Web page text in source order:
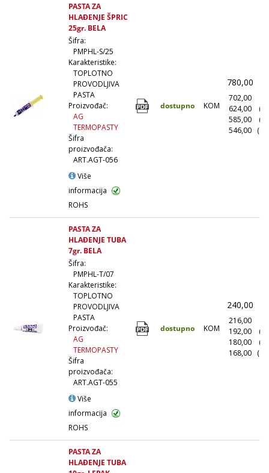
PASTA ZA
HLAĐENJE ŠPRIC
25gr. BELA
Šifra:
PMPHL-S/25
Karakteristike:
TOPLOTNO
PROVODLJIVA
PASTA
Proizvođač:
AG
TERMOPASTY
Šifra
proizvođača:
ART.AGT-056
Više
informacija
ROHS
dostupno KOM
780,00
702,00
624,00
585,00
546,00
PASTA ZA
HLAĐENJE TUBA
7gr. BELA
Šifra:
PMPHL-T/07
Karakteristike:
TOPLOTNO
PROVODLJIVA
PASTA
Proizvođač:
AG
TERMOPASTY
Šifra
proizvođača:
ART.AGT-055
Više
informacija
ROHS
dostupno KOM
240,00
216,00
192,00
180,00
168,00
PASTA ZA
HLAĐENJE TUBA